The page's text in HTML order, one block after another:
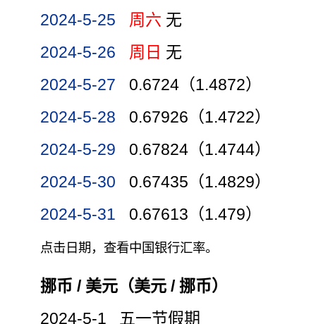
2024-5-25
周六 无
2024-5-26
周日 无
2024-5-27
0.6724（1.4872）
2024-5-28
0.67926（1.4722）
2024-5-29
0.67824（1.4744）
2024-5-30
0.67435（1.4829）
2024-5-31
0.67613（1.479）
点击日期，查看中国银行汇率。
挪币 / 美元（美元 / 挪币）
2024-5-1 五一节假期